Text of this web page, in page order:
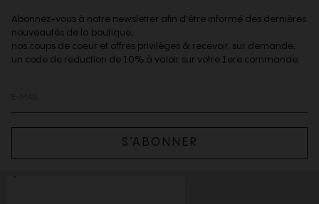
Abonnez-vous à notre newsletter afin d'être informé des dernières
nouveautés de la boutique,
nos coups de coeur et offres privilèges & recevoir, sur demande,
un code de reduction de 10% à valoir sur votre 1ere commande.
S’ABONNER